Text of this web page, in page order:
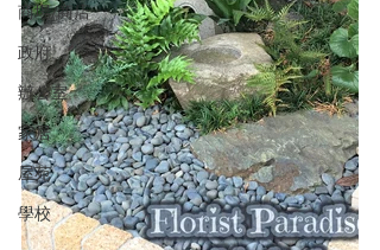
商場/商店
政府
辦公室
家居
屋苑
學校